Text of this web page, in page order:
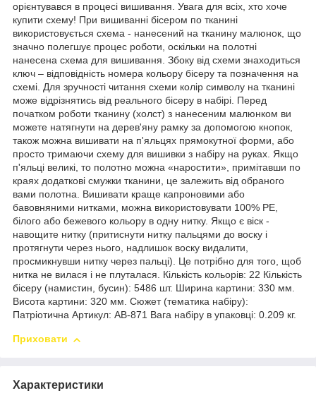
орієнтувався в процесі вишивання. Увага для всіх, хто хоче
купити схему! При вишиванні бісером по тканині
використовується схема - нанесений на тканину малюнок, що
значно полегшує процес роботи, оскільки на полотні
нанесена схема для вишивання. Збоку від схеми знаходиться
ключ – відповідність номера кольору бісеру та позначення на
схемі. Для зручності читання схеми колір символу на тканині
може відрізнятись від реального бісеру в набірі. Перед
початком роботи тканину (холст) з нанесеним малюнком ви
можете натягнути на дерев'яну рамку за допомогою кнопок,
також можна вишивати на п'яльцях прямокутної форми, або
просто тримаючи схему для вишивки з набіру на руках. Якщо
п'яльці великі, то полотно можна «наростити», примітавши по
краях додаткові смужки тканини, це залежить від обраного
вами полотна. Вишивати краще капроновими або
бавовняними нитками, можна використовувати 100% РЕ,
білого або бежевого кольору в одну нитку. Якщо є віск -
навощите нитку (притиснути нитку пальцями до воску і
протягнути через нього, надлишок воску видалити,
просмикнувши нитку через пальці). Це потрібно для того, щоб
нитка не вилася і не плуталася. Кількість кольорів: 22 Кількість
бісеру (намистин, бусин): 5486 шт. Ширина картини: 330 мм.
Висота картини: 320 мм. Сюжет (тематика набіру):
Патріотична Артикул: AB-871 Вага набіру в упаковці: 0.209 кг.
Приховати
Характеристики